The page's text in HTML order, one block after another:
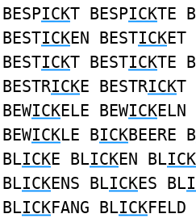
BESPICKT BESPICKTE
BESTICKEN BESTICKET
BESTICKT BESTICKTE
BESTRICKE BESTRICKT
BEWICKELE BEWICKELN
BEWICKLE BICKBEERE B
BLICKE BLICKEN BLICK
BLICKENS BLICKES BL
BLICKFANG BLICKFELD